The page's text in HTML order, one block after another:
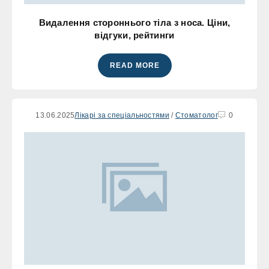
Видалення стороннього тіла з носа. Ціни,
відгуки, рейтинги
READ MORE
13.06.2025Лікарі за спеціальностями / Стоматолог 0